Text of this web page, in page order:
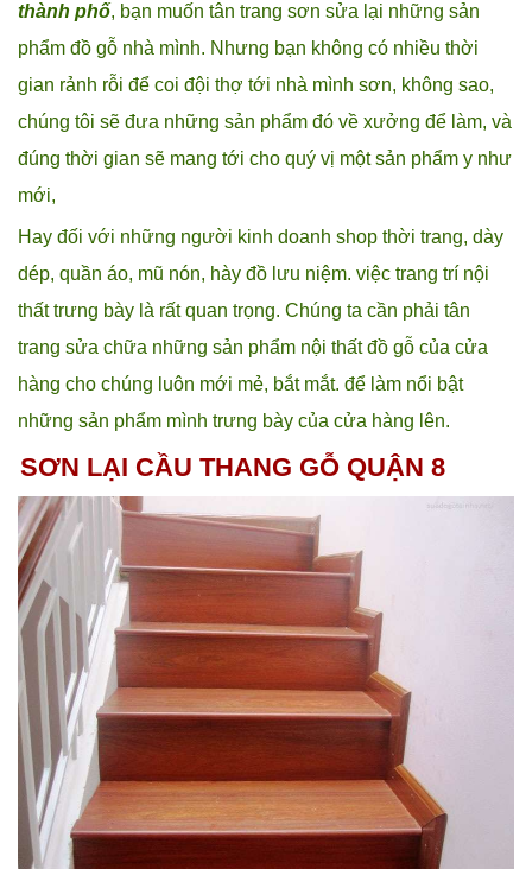
thành phố, bạn muốn tân trang sơn sửa lại những sản
phẩm đồ gỗ nhà mình. Nhưng bạn không có nhiều thời
gian rảnh rỗi để coi đội thợ tới nhà mình sơn, không sao,
chúng tôi sẽ đưa những sản phẩm đó về xưởng để làm, và
đúng thời gian sẽ mang tới cho quý vị một sản phẩm y như
mới,
Hay đối với những người kinh doanh shop thời trang, dày
dép, quần áo, mũ nón, hày đồ lưu niệm. việc trang trí nội
thất trưng bày là rất quan trọng. Chúng ta cần phải tân
trang sửa chữa những sản phẩm nội thất đồ gỗ của cửa
hàng cho chúng luôn mới mẻ, bắt mắt. để làm nổi bật
những sản phẩm mình trưng bày của cửa hàng lên.
SƠN LẠI CẦU THANG GỖ QUẬN 8